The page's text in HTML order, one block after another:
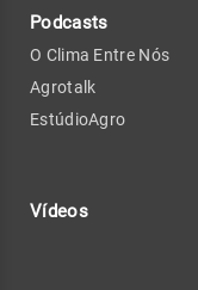
Podcasts
O Clima Entre Nós
Agrotalk
EstúdioAgro
Vídeos